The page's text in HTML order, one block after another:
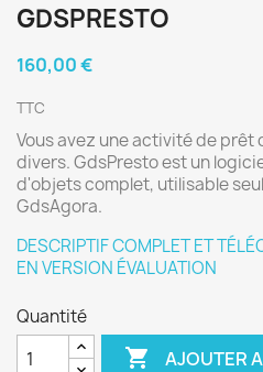
GDSPRESTO
160,00 €
TTC
Vous avez une activité de
divers. GdsPresto est un
d'objets complet, utilisable
GdsAgora.
DESCRIPTIF COMPLET ET
EN VERSION ÉVALUATION
Quantité
 AJOUTER